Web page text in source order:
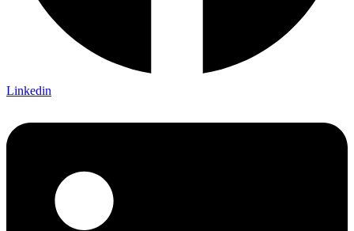
Linkedin